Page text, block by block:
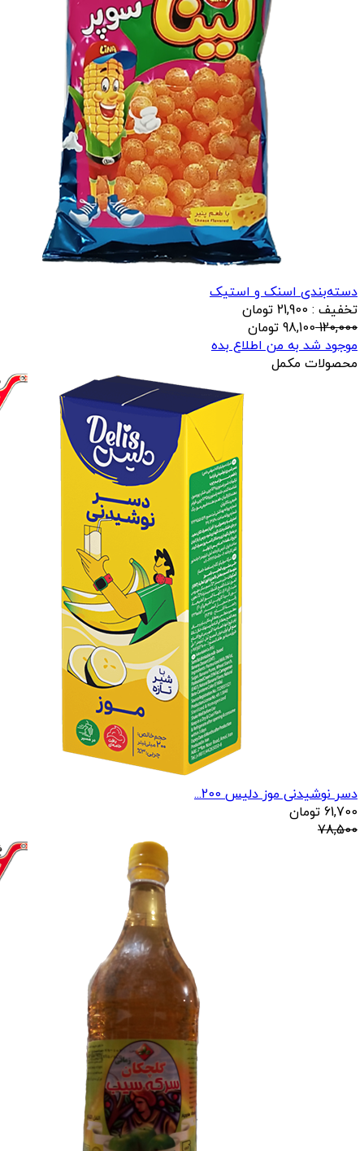
دسته‌بندی اسنک و استیک
تخفیف : 21,900 تومان
120,000
98,100 تومان
موجود شد به من اطلاع بده
محصولات مکمل
دسر نوشیدنی موز دلیس 200...
61,700 تومان
78,500